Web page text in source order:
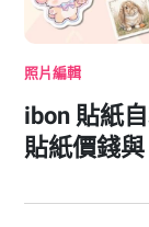
照片編輯
ibon 貼紙
貼紙價錢